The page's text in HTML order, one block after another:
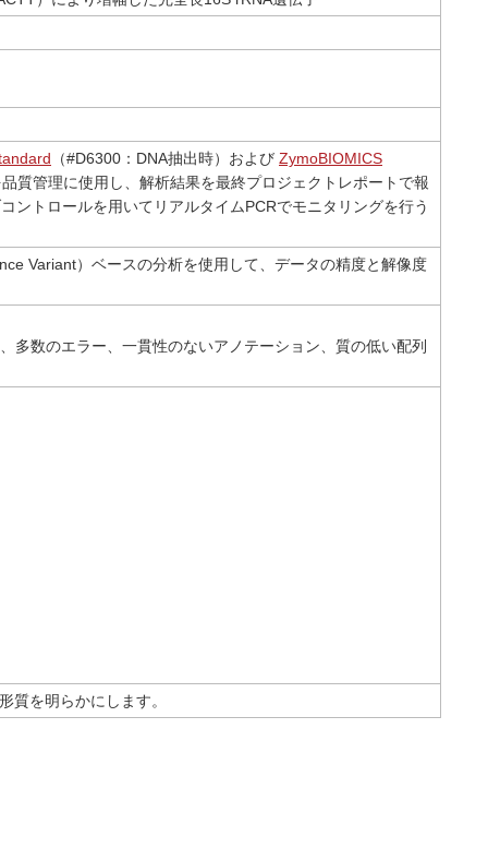
（#D6300：DNA抽出時）および ZymoBIOMICS
質管理に使用し、解析結果を最終プロジェクトレポートで報
ントロールを用いてリアルタイムPCRでモニタリングを行う
Variant）ベースの分析を使用して、データの精度と解像度
多数のエラー、一貫性のないアノテーション、質の低い配列
質を明らかにします。